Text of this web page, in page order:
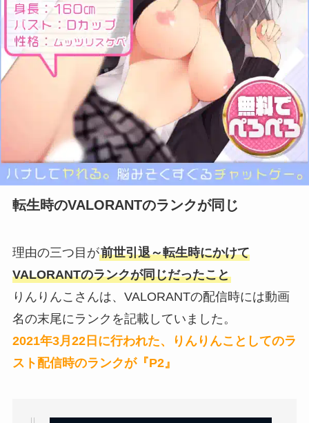
転生時のVALORANTのランクが同じ
理由の三つ目が前世引退～転生時にかけて
VALORANTのランクが同じだったこと
りんりんこさんは、VALORANTの配信時には動画
名の末尾にランクを記載していました。
2021年3月22日に行われた、りんりんことしてのラ
スト配信時のランクが『P2』